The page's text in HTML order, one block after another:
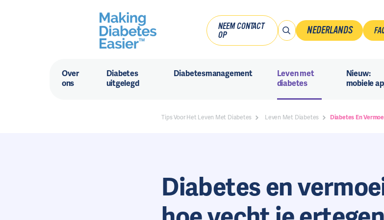
NEEM CONTACT
OP
NEDERLANDS
Nederlands
Over
ons
Diabetes
uitgelegd
Diabetesmanagement
Leven met
diabetes
Nieuw:
mobiele
Tips Voor Het Leven Met Diabetes Leven Met Diabetes Diabetes En
Diabetes en